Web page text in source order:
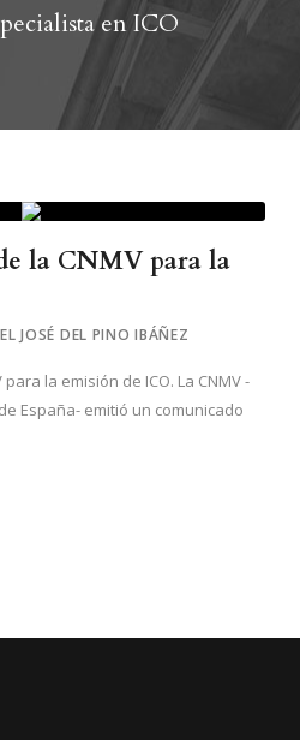
en ICO
la CNMV para la
JOSÉ DEL PINO IBÁÑEZ
la emisión de ICO. La CNMV -
España- emitió un comunicado